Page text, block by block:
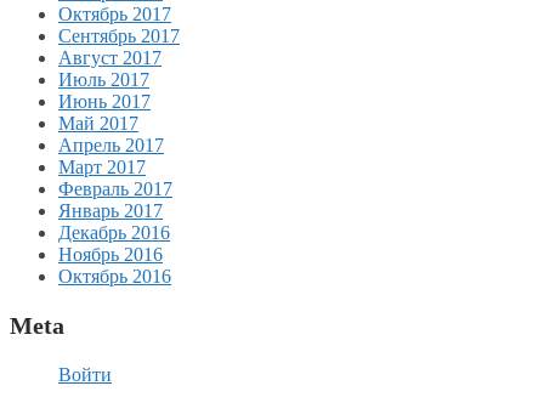
Октябрь 2017
Сентябрь 2017
Август 2017
Июль 2017
Июнь 2017
Май 2017
Апрель 2017
Март 2017
Февраль 2017
Январь 2017
Декабрь 2016
Ноябрь 2016
Октябрь 2016
Meta
Войти